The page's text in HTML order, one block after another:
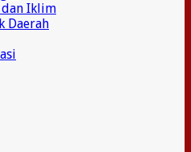
dan Iklim
Daerah